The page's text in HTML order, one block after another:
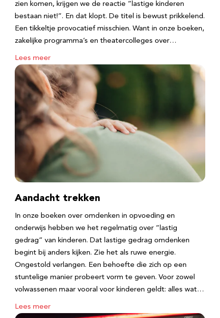
zien komen, krijgen we de reactie “lastige kinderen
bestaan niet!”. En dat klopt. De titel is bewust prikkelend.
Een tikkeltje provocatief misschien. Want in onze boeken,
zakelijke programma’s en theatercolleges over…
Lees meer
Aandacht trekken
In onze boeken over omdenken in opvoeding en
onderwijs hebben we het regelmatig over “lastig
gedrag” van kinderen. Dat lastige gedrag omdenken
begint bij anders kijken. Zie het als ruwe energie.
Ongestold verlangen. Een behoefte die zich op een
stuntelige manier probeert vorm te geven. Voor zowel
volwassenen maar vooral voor kinderen geldt: alles wat…
Lees meer